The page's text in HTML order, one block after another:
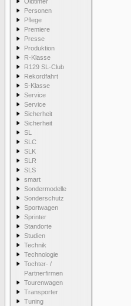
Personen
Pflege
Premiere
Presse
Produktion
R-Klasse
R129 SL-Club
Rekordfahrt
S-Klasse
Service
Service
Sicherheit
Sicherheit
SL
SLC
SLK
SLR
SLS
smart
Sondermodelle
Sonderschutz
Sportwagen
Sprinter
Standorte
Studien
Technik
Technologie
Tochter- /
Partnerfirmen
Tourenwagen
Transporter
Tuning